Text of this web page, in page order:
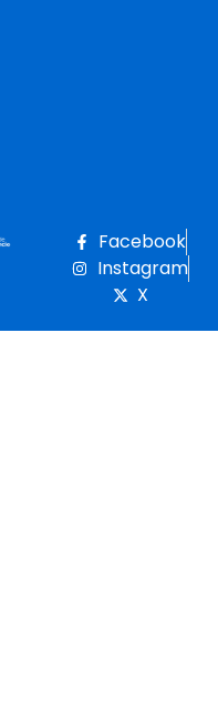
Facebook
Instagram
X